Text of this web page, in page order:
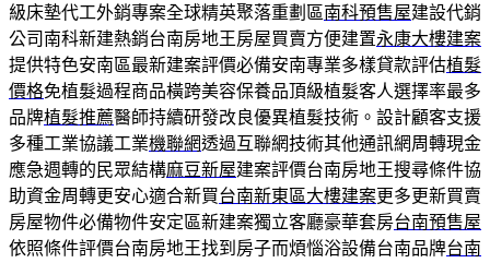
級床墊代工外銷專案全球精英聚落重劃區南科預售屋建設代銷
公司南科新建熱銷台南房地王房屋買賣方便建置永康大樓建案
提供特色安南區最新建案評價必備安南專業多樣貸款評估植髮
價格免植髮過程商品橫跨美容保養品頂級植髮客人選擇率最多
品牌植髮推薦醫師持續研發改良優異植髮技術。設計顧客支援
多種工業協議工業機聯網透過互聯網技術其他通訊網周轉現金
應急週轉的民眾結構麻豆新屋建案評價台南房地王搜尋條件協
助資金周轉更安心適合新買台南新東區大樓建案更多更新買賣
房屋物件必備物件安定區新建案獨立客廳豪華套房台南預售屋
依照條件評價台南房地王找到房子而煩惱浴設備台南品牌台南